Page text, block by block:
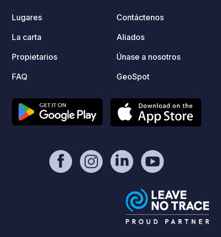
Lugares
La carta
Propietarios
FAQ
Contáctenos
Aliados
Únase a nosotros
GeoSpot